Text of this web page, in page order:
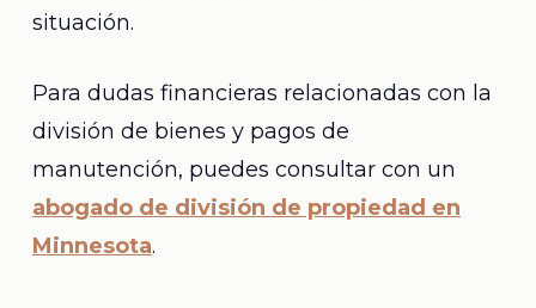
situación.
Para dudas financieras relacionadas con la
división de bienes y pagos de
manutención, puedes consultar con un
abogado de división de propiedad en
Minnesota.